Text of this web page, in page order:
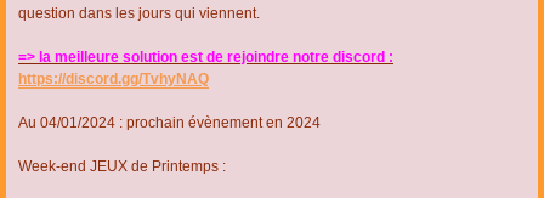
question dans les jours qui viennent.
=> la meilleure solution est de rejoindre notre discord :
https://discord.gg/TvhyNAQ
Au 04/01/2024 : prochain évènement en 2024
Week-end JEUX de Printemps :